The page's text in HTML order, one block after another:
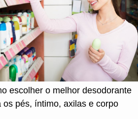
escolher o melhor desodorante
os pés, íntimo, axilas e corpo